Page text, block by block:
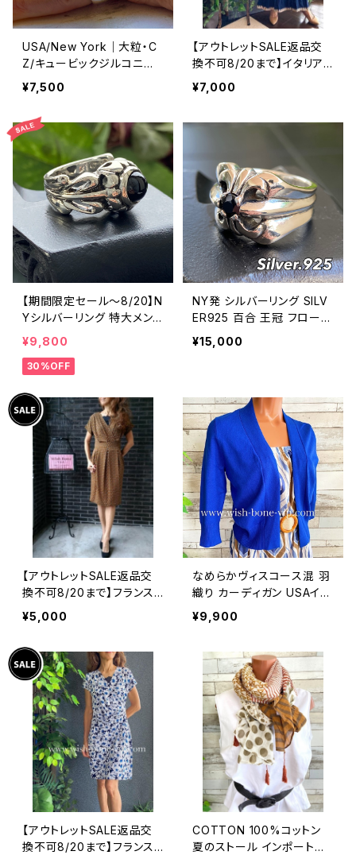
USA/New York｜大粒・C
Z/キュービックジルコニア
アンティークデザイン｜ゴッ
ドリング｜クリア＆シルバー
＆ゴールド
¥7,500
【アウトレットSALE返品交
換不可8/20まで】イタリア
製マキシワンピース イン
ポート ロングワンピース ロ
ー
¥7,000
【期間限定セール～8/20】N
Yシルバーリング 特大メン
ズリング SILVER925 フェザ
ーリング ナバホ族 インディ
アンジュエリー 太め 指輪
¥9,800
30%OFF
NY発 シルバーリング SILV
ER925 百合 王冠 フローラ
ルリング ブラックストーン
指輪
¥15,000
【アウトレットSALE返品交
換不可8/20まで】フランス
製インポートワンピース｜L
ONNKEL PARIS クラシカ
ツ ワンピース/ブラウン系
¥5,000
なめらかヴィスコース混 羽
織り カーディガン USAイン
ポート/ブルー
¥9,900
【アウトレットSALE返品交
換不可8/20まで】フランス
COTTON 100%コットン
夏のストール インポート大